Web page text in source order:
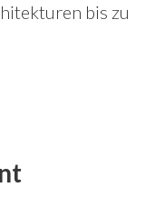
bis zu